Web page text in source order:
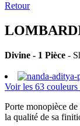
Retour
Divine - 1 Pièce -
Voir les 63
Porte monopièce
la qualité de sa